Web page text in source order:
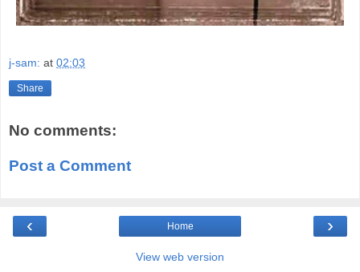
j-sam: at 02:03
Share
No comments:
Post a Comment
‹ ›
Home
View web version